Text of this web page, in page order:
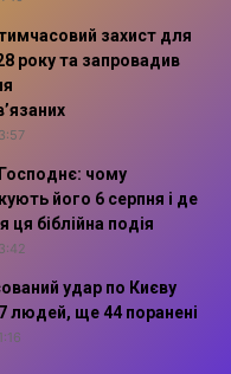
захист для
року та запровадив
чому
його 6 серпня і де
ця біблійна подія
удар по Києву
людей, ще 44 поранені